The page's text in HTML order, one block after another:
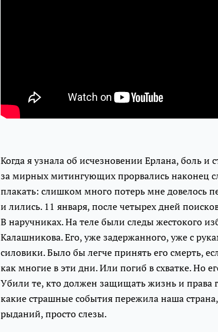
Когда я узнала об исчезновении Ерлана, боль и
за мирных митингующих прорвались наконец
плакать: слишком много потерь мне довелось
и лились. 11 января, после четырех дней
В наручниках. На теле были следы жестокого
Калашникова. Его, уже задержанного, уже с
силовики. Было бы легче принять его смерть,
как многие в эти дни. Или погиб в схватке. Но
Убили те, кто должен защищать жизнь и
какие страшные события пережила наша
рыданий, просто слезы.